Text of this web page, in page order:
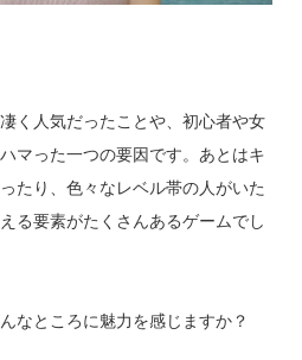
く人気だったことや、初心者や女
マった一つの要因です。あとはキ
たり、色々なレベル帯の人がいた
る要素がたくさんあるゲームでし
ところに魅力を感じますか？